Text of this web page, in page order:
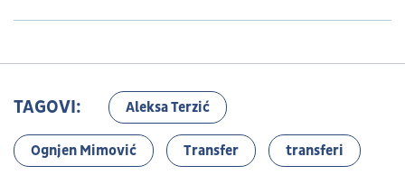
TAGOVI: Aleksa Terzić
Ognjen Mimović Transfer transferi